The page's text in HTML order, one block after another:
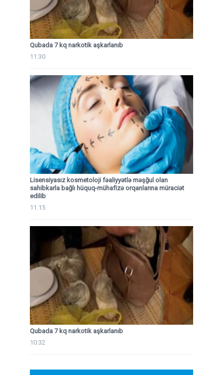
Qubada 7 kq narkotik aşkarlanıb
11:30
Lisensiyasız kosmetoloji fəaliyyətlə məşğul olan
sahibkarla bağlı hüquq-mühafizə orqanlarına müraciət
edilib
11:15
Qubada 7 kq narkotik aşkarlanıb
10:32